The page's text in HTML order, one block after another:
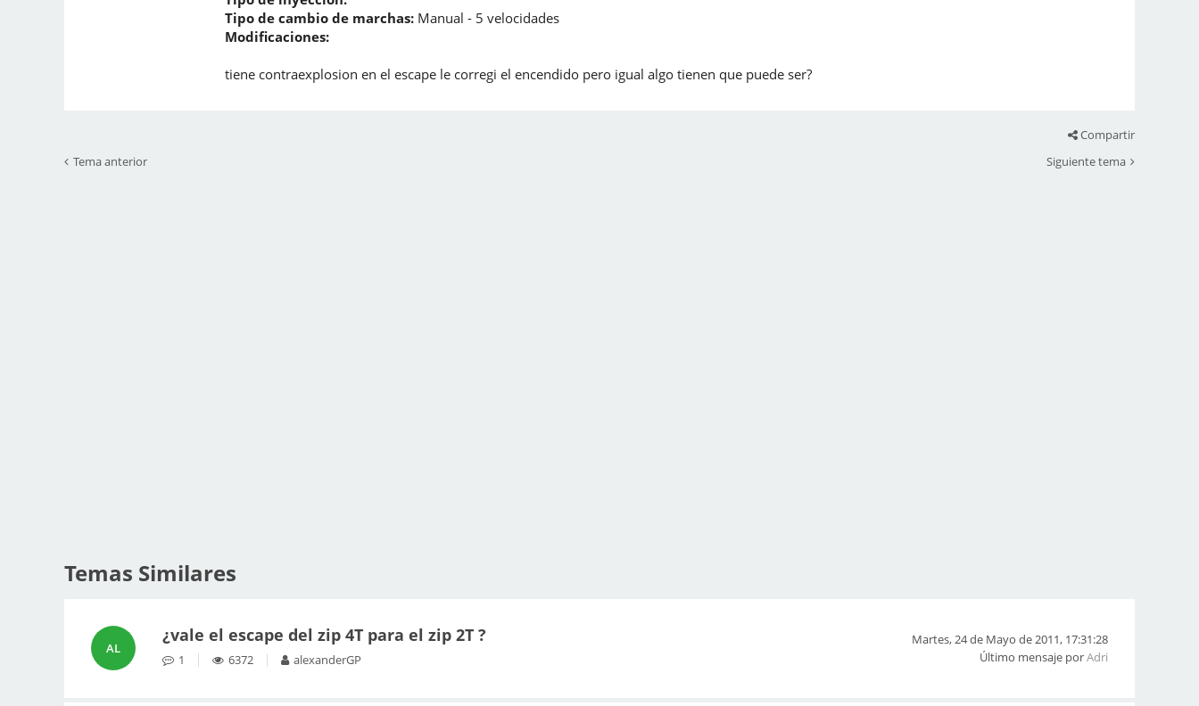
Tipo de cambio de marchas: Manual - 5 velocidades
Modificaciones:
tiene contraexplosion en el escape le corregi el encendido pero igual algo tienen que puede ser?
Compartir
Tema anterior
Siguiente tema
Temas Similares
AL
¿vale el escape del zip 4T para el zip 2T ?
1 6372 alexanderGP
Martes, 24 de Mayo de 2011, 17:31:28
Último mensaje porAdri